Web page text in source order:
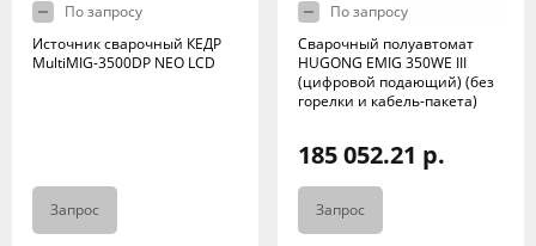
По запросу
Источник сварочный КЕДР
MultiMIG-3500DP NEO LCD
Запрос
По запросу
Сварочный полуавтомат
HUGONG EMIG 350WE III
(цифровой подающий) (без
горелки и кабель-пакета)
185 052.21 р.
Запрос